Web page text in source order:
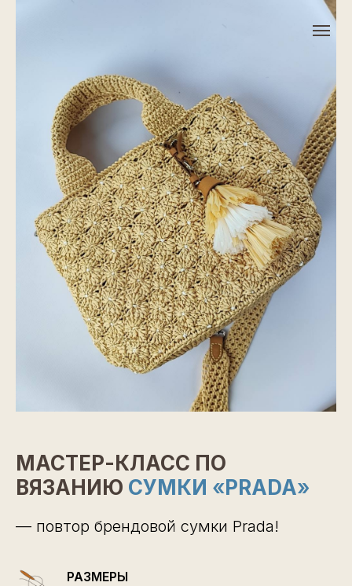
МАСТЕР-КЛАСС ПО
ВЯЗАНИЮ СУМКИ «PRADA»
— повтор брендовой сумки Prada!
РАЗМЕРЫ